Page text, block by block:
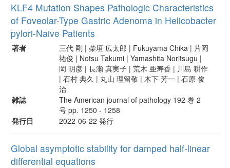
KLF4 Mutation Shapes Pathologic Characteristics
of Foveolar-Type Gastric Adenoma in Helicobacter
pylori-Naive Patients
著者
三代 剛 | 柴垣 広太郎 | Fukuyama Chika | 片岡
祐俊 | Notsu Takumi | Yamashita Noritsugu |
岡 明彦 | 長瀬 真実子 | 荒木 亜寿香 | 川島 耕作
| 石村 典久 | 丸山 理留敬 | 木下 芳一 | 石原 俊
治
雑誌
The American journal of pathology 192 巻 2
号 pp. 1250 - 1258
発行日
2022-06-22 発行
Global asymptotic stability for damped half-linear
differential equations